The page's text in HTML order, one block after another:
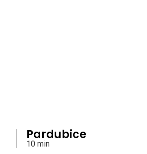
Pardubice
10 min